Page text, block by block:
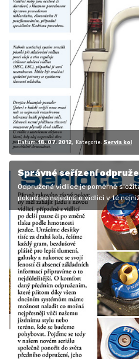
Datum: 18. 07. 2012 Kategorie: Servis kol
Správné seřízení
Odpružená vidlice je poměrně
pokud se nejedná o vidlici v té